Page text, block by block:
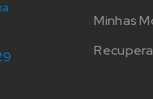
Minhas